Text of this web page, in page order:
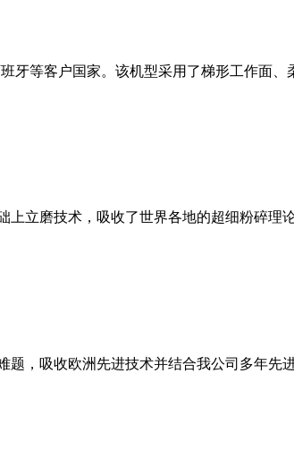
牙等客户国家。该机型采用了梯形工作面
立磨技术，吸收了世界各地的超细粉碎理
，吸收欧洲先进技术并结合我公司多年先